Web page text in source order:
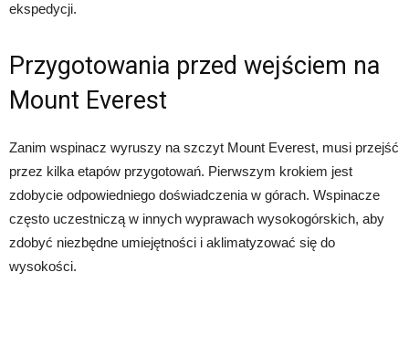
ekspedycji.
Przygotowania przed wejściem na
Mount Everest
Zanim wspinacz wyruszy na szczyt Mount Everest, musi przejść
przez kilka etapów przygotowań. Pierwszym krokiem jest
zdobycie odpowiedniego doświadczenia w górach. Wspinacze
często uczestniczą w innych wyprawach wysokogórskich, aby
zdobyć niezbędne umiejętności i aklimatyzować się do
wysokości.